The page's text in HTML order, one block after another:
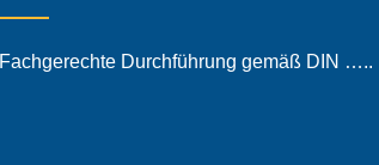
Fachgerechte Durchführung gemäß DIN …..